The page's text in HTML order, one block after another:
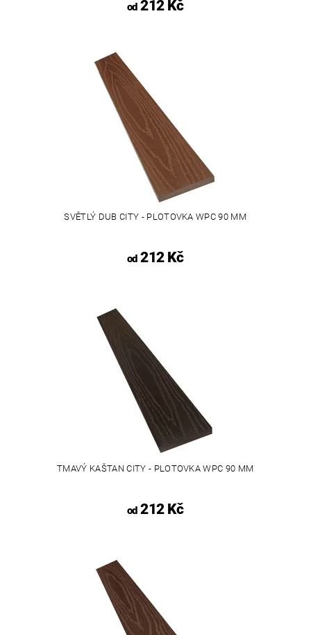
od212 Kč
SVĚTLÝ DUB CITY - PLOTOVKA WPC 90 MM
od212 Kč
TMAVÝ KAŠTAN CITY - PLOTOVKA WPC 90 MM
od212 Kč